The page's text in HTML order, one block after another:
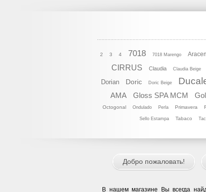
2 3 4 7018 7018 Marengo
CIRRUS Claudia Claudia Beige
Dorian Doric Doric Beige
AMA
Gloss SPA MCM
Octogonal
Ondulado Perla Primavera
Sello Estampa Tabaco
Добро пожаловать!
В нашем магазине Вы всегда